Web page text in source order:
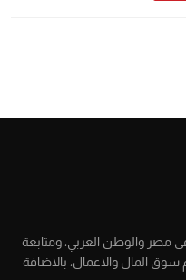
مصر والوطن العربي، ومتابعة
سوق المال والاعمال، بالاضافة